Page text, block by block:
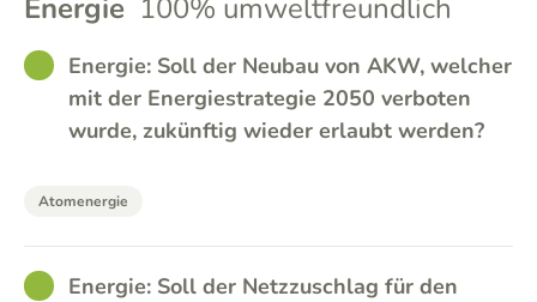
Energie 100% umweltfreundlich
GOODEnergie: Soll der Neubau von AKW, welcher
mit der Energiestrategie 2050 verboten
wurde, zukünftig wieder erlaubt werden?
Atomenergie
GOODEnergie: Soll der Netzzuschlag für den